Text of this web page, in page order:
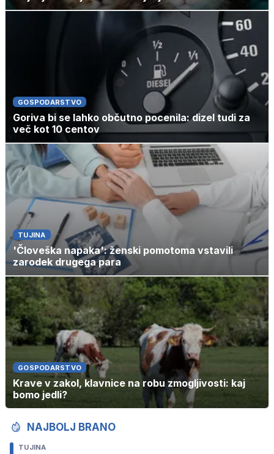
GOSPODARSTVO
Goriva bi se lahko občutno pocenila: dizel tudi za
več kot 10 centov
TUJINA
'Človeška napaka': ženski pomotoma vstavili
zarodek drugega para
GOSPODARSTVO
Krave v zakol, klavnice na robu zmogljivosti: kaj
bomo jedli?
NAJBOLJ BRANO
TUJINA